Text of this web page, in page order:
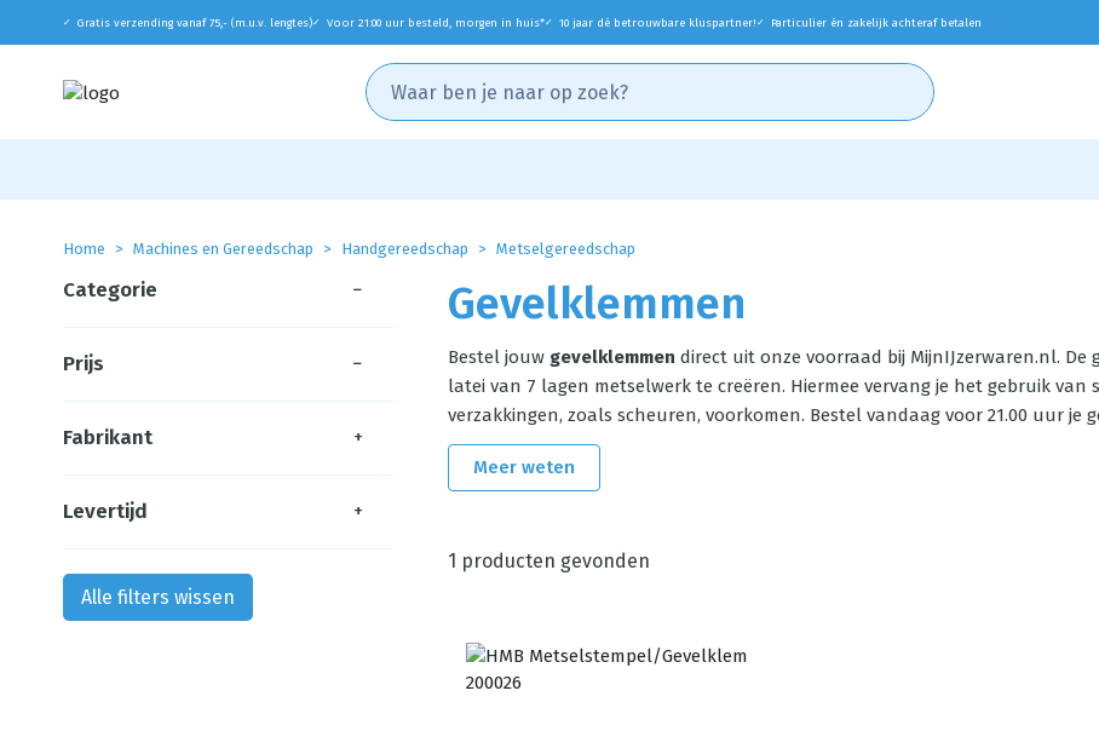
✓ Gratis verzending vanaf 75,- (m.u.v. lengtes)✓ Voor 21:00 uur besteld, morgen in huis*✓ 10 jaar dé betrouwbare kluspartner! ✓ Particulier én zakelijk achteraf betalen
Home Machines en Gereedschap Handgereedschap Metselgereedschap
Gevelklemmen
Bestel jouw gevelklemmen direct uit onze voorraad bij MijnIJzerwaren.nl.
latei van 7 lagen metselwerk te creëren. Hiermee vervang je het gebruik van
verzakkingen, zoals scheuren, voorkomen. Bestel vandaag voor 21.00 uur je
Meer weten
1 producten gevonden
Categorie −
Prijs −
Fabrikant +
Levertijd +
Alle filters wissen